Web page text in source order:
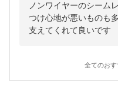
ノンワイヤーのシーム
つけ心地が悪いものも
支えてくれて良いです
全てのおす